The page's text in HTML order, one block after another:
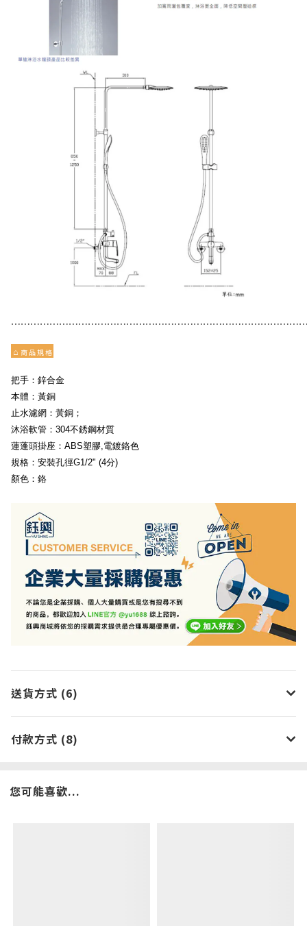
⌂ 商 品 規 格
把手：鋅合金
本體：黃銅
止水濾網：黃銅；
沐浴軟管：304不銹鋼材質
蓮蓬頭掛座：ABS塑膠,電鍍鉻色
規格：安裝孔徑G1/2" (4分)
顏色：鉻
送貨方式 (6)
付款方式 (8)
您可能喜歡...